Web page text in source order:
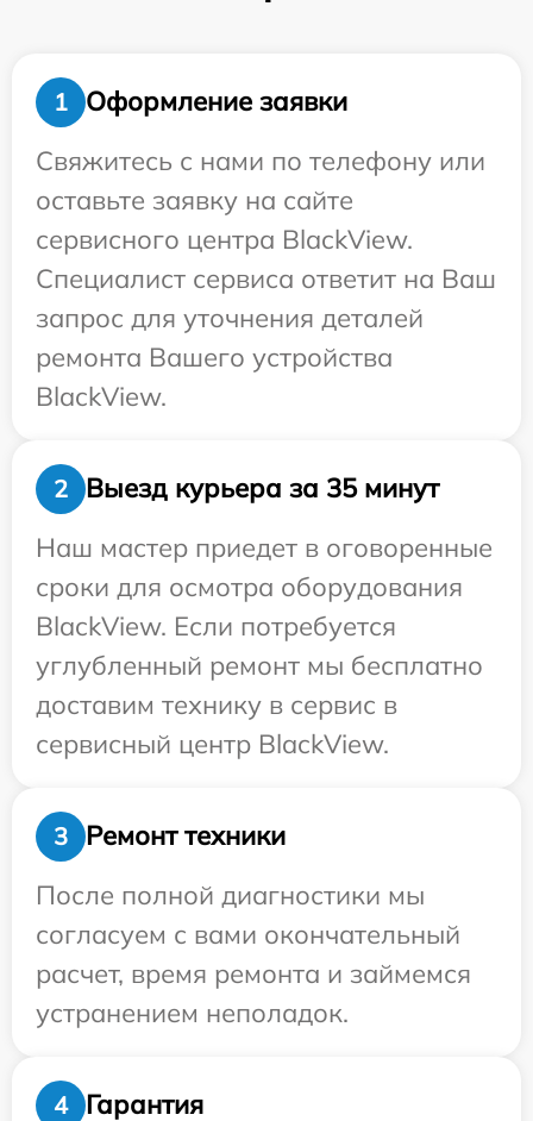
1
Оформление заявки
Свяжитесь с нами по телефону или
оставьте заявку на сайте
сервисного центра BlackView.
Специалист сервиса ответит на Ваш
запрос для уточнения деталей
ремонта Вашего устройства
BlackView.
2
Выезд курьера за 35 минут
Наш мастер приедет в оговоренные
сроки для осмотра оборудования
BlackView. Если потребуется
углубленный ремонт мы бесплатно
доставим технику в сервис в
сервисный центр BlackView.
3
Ремонт техники
После полной диагностики мы
согласуем с вами окончательный
расчет, время ремонта и займемся
устранением неполадок.
4 Гарантия